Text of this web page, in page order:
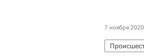
7 ноября